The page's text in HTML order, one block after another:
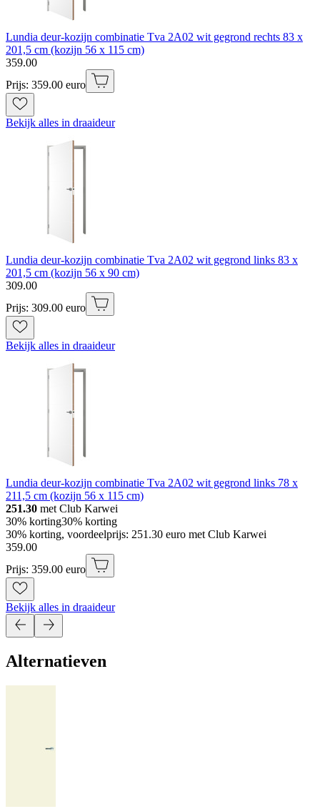
Lundia deur-kozijn combinatie Tva 2A02 wit gegrond rechts 83 x
201,5 cm (kozijn 56 x 115 cm)
359.00
Prijs: 359.00 euro
Bekijk alles in draaideur
Lundia deur-kozijn combinatie Tva 2A02 wit gegrond links 83 x
201,5 cm (kozijn 56 x 90 cm)
309.00
Prijs: 309.00 euro
Bekijk alles in draaideur
Lundia deur-kozijn combinatie Tva 2A02 wit gegrond links 78 x
211,5 cm (kozijn 56 x 115 cm)
251.30 met Club Karwei
30% korting30% korting
30% korting, voordeelprijs: 251.30 euro met Club Karwei
359.00
Prijs: 359.00 euro
Bekijk alles in draaideur
Alternatieven